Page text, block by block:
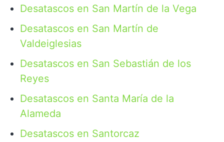
Desatascos en San Martín de la Vega
Desatascos en San Martín de
Valdeiglesias
Desatascos en San Sebastián de los
Reyes
Desatascos en Santa María de la
Alameda
Desatascos en Santorcaz